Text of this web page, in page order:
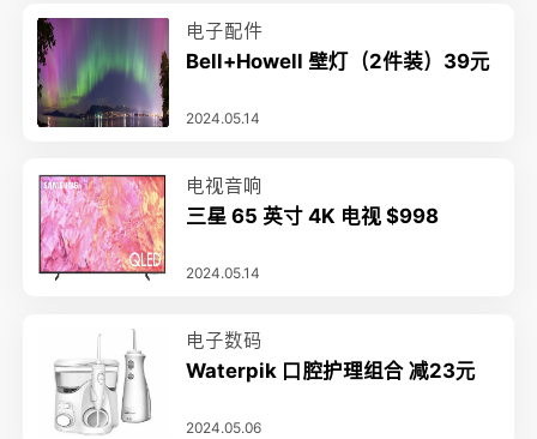
电子配件
Bell+Howell 壁灯（2件装）39元
2024.05.14
电视音响
三星 65 英寸 4K 电视 $998
2024.05.14
电子数码
Waterpik 口腔护理组合 减23元
2024.05.06